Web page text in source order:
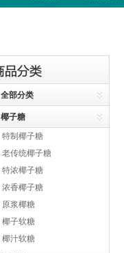
全部分类
椰子糖
特制椰子糖
老传统椰子糖
特浓椰子糖
浓香椰子糖
原浆椰糖
椰子软糖
椰汁软糖